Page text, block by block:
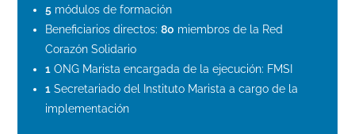
5 módulos de formación
Beneficiarios directos:80 miembros de la Red
Corazón Solidario
1 ONG Marista encargada de la ejecución: FMSI
1 Secretariado del Instituto Marista a cargo de la
implementación